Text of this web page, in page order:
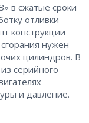
в сжатые сроки
отливки
конструкции
нужен
цилиндров. В
серийного
и давление.